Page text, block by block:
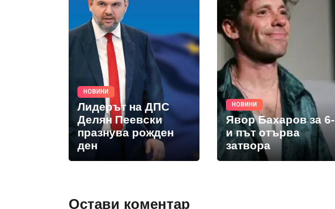
НОВИНИ
Лидерът на ДПС
Делян Пеевски
празнува рожден
ден
НОВИНИ
Явор Бахаров за 6-
и път отърва
затвора
Остави коментар